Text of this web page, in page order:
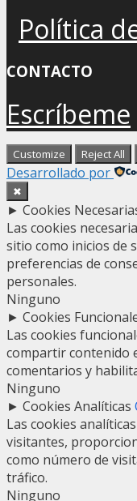
Política
CONTACTO
Escríbeme
Customize Reject All
Desarrollado por
✖
► Cookies
Las cookies
sitio como inicios de
preferencias de
personales.
Ninguno
► Cookies
Las cookies
compartir contenido
comentarios y
Ninguno
► Cookies Analíticas
Las cookies
visitantes,
como número de
tráfico.
Ninguno